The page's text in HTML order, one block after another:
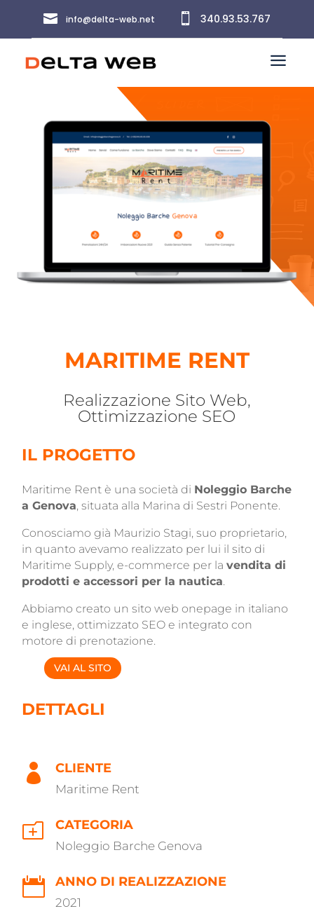
a
 info@delta-web.net  340.93.53.767
MARITIME RENT
Realizzazione Sito Web,
Ottimizzazione SEO
IL PROGETTO
Maritime Rent è una società di Noleggio Barche
a Genova, situata alla Marina di Sestri Ponente.
Conosciamo già Maurizio Stagi, suo proprietario,
in quanto avevamo realizzato per lui il sito di
Maritime Supply, e-commerce per lavendita di
prodotti e accessori per la nautica.
Abbiamo creato un sito web onepage in italiano
e inglese, ottimizzato SEO e integrato con
motore di prenotazione.
VAI AL SITO
DETTAGLI
 CLIENTE
Maritime Rent
o CATEGORIA
Noleggio Barche Genova
 ANNO DI REALIZZAZIONE
2021